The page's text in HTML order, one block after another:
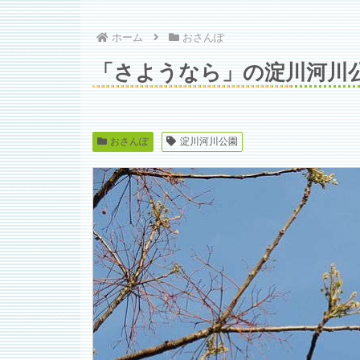
ホーム おさんぽ
「さようなら」の淀川河川
おさんぽ 淀川河川公園